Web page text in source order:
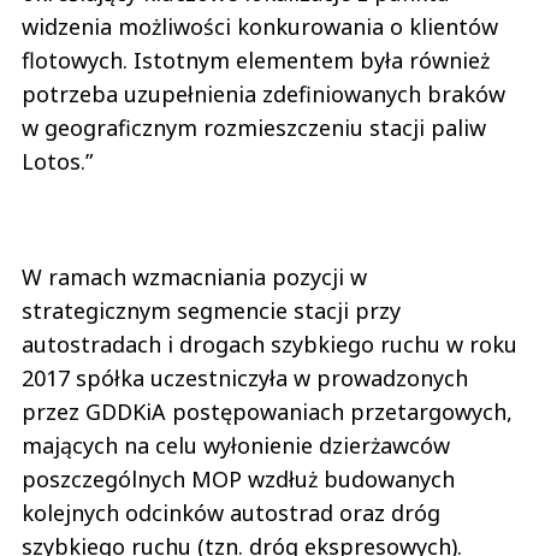
widzenia możliwości konkurowania o klientów
flotowych. Istotnym elementem była również
potrzeba uzupełnienia zdefiniowanych braków
w geograficznym rozmieszczeniu stacji paliw
Lotos.”
W ramach wzmacniania pozycji w
strategicznym segmencie stacji przy
autostradach i drogach szybkiego ruchu w roku
2017 spółka uczestniczyła w prowadzonych
przez GDDKiA postępowaniach przetargowych,
mających na celu wyłonienie dzierżawców
poszczególnych MOP wzdłuż budowanych
kolejnych odcinków autostrad oraz dróg
szybkiego ruchu (tzn. dróg ekspresowych).